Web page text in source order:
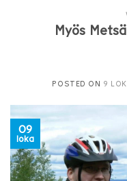
Myös
POSTED ON 9
09
loka